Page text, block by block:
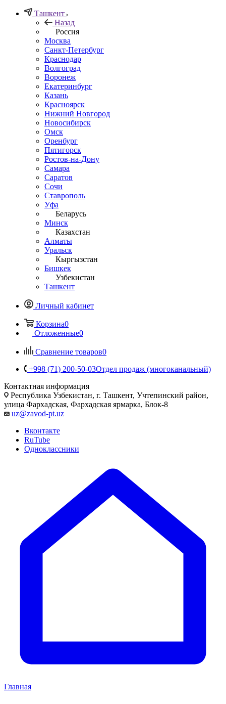
Ташкент
Назад
Россия
Москва
Санкт-Петербург
Краснодар
Волгоград
Воронеж
Екатеринбург
Казань
Красноярск
Нижний Новгород
Новосибирск
Омск
Оренбург
Пятигорск
Ростов-на-Дону
Самара
Саратов
Сочи
Ставрополь
Уфа
Беларусь
Минск
Казахстан
Алматы
Уральск
Кыргызстан
Бишкек
Узбекистан
Ташкент
Личный кабинет
Корзина0
Отложенные0
Сравнение товаров0
+998 (71) 200-50-03Отдел продаж (многоканальный)
Контактная информация
Республика Узбекистан, г. Ташкент, Учтепинский район,
улица Фархадская, Фархадская ярмарка, Блок-8
uz@zavod-pt.uz
Вконтакте
RuTube
Одноклассники
Главная